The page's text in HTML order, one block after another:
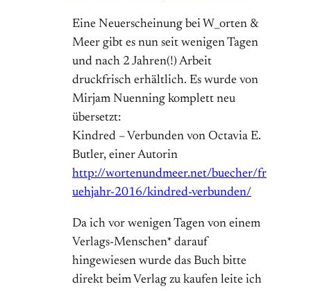
Eine Neuerscheinung bei W_orten &
Meer gibt es nun seit wenigen Tagen
und nach 2 Jahren(!) Arbeit
druckfrisch erhältlich. Es wurde von
Mirjam Nuenning komplett neu
übersetzt:
Kindred – Verbunden von Octavia E.
Butler, einer Autorin
http://wortenundmeer.net/buecher/fr
uehjahr-2016/kindred-verbunden/
Da ich vor wenigen Tagen von einem
Verlags-Menschen* darauf
hingewiesen wurde das Buch bitte
direkt beim Verlag zu kaufen leite ich